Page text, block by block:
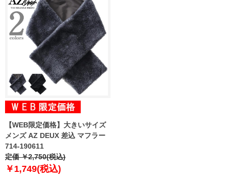
【WEB限定価格】大きいサイズ
メンズ AZ DEUX 差込 マフラー
714-190611
定価 ￥2,750(税込)
￥1,749(税込)